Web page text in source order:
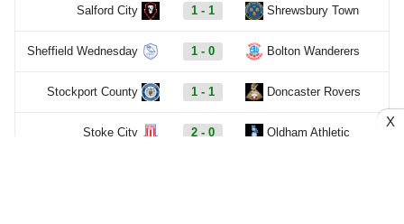
Salford City 1 - 1 Shrewsbury Town
Sheffield Wednesday 1 - 0 Bolton Wanderers
Stockport County 1 - 1 Doncaster Rovers
Stoke City 2 - 0 Oldham Athletic
X